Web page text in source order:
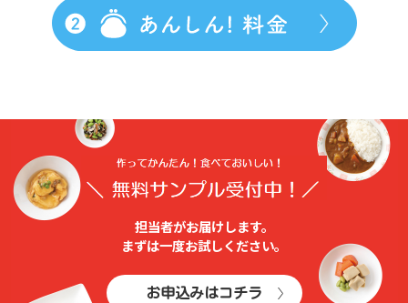
担当者がお届けします。
まずは⼀度お試しください。
お申込みはコチラ